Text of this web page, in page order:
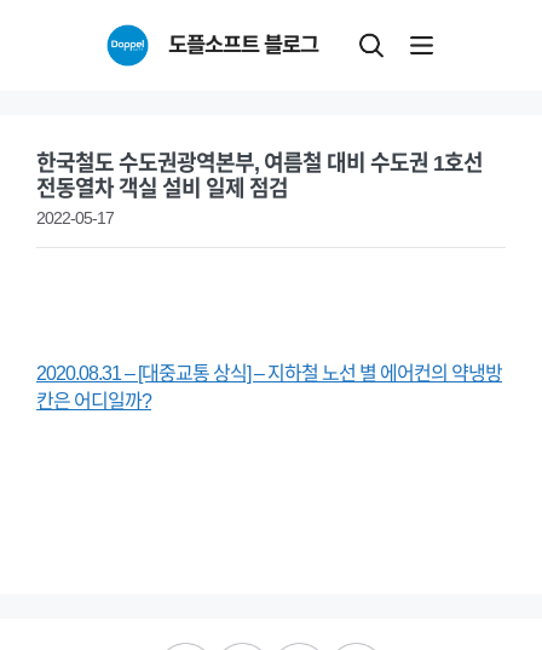
도플소프트 블로그
한국철도 수도권광역본부, 여름철 대비 수도권 1호선
전동열차 객실 설비 일제 점검
2022-05-17
2020.08.31 – [대중교통 상식] – 지하철 노선 별 에어컨의 약냉방
칸은 어디일까?